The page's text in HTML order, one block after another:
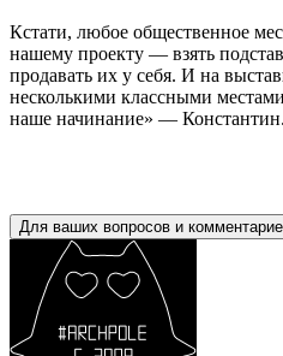
Кстати, любое общественное
нашему проекту — взять
продавать их у себя. И на
несколькими классными
наше начинание» — Константин.
Для ваших вопросов и